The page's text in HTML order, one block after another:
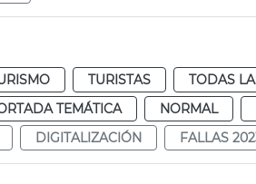
TURISTAS
TODAS
TEMÁTICA NORMAL
DIGITALIZACIÓN FALLAS